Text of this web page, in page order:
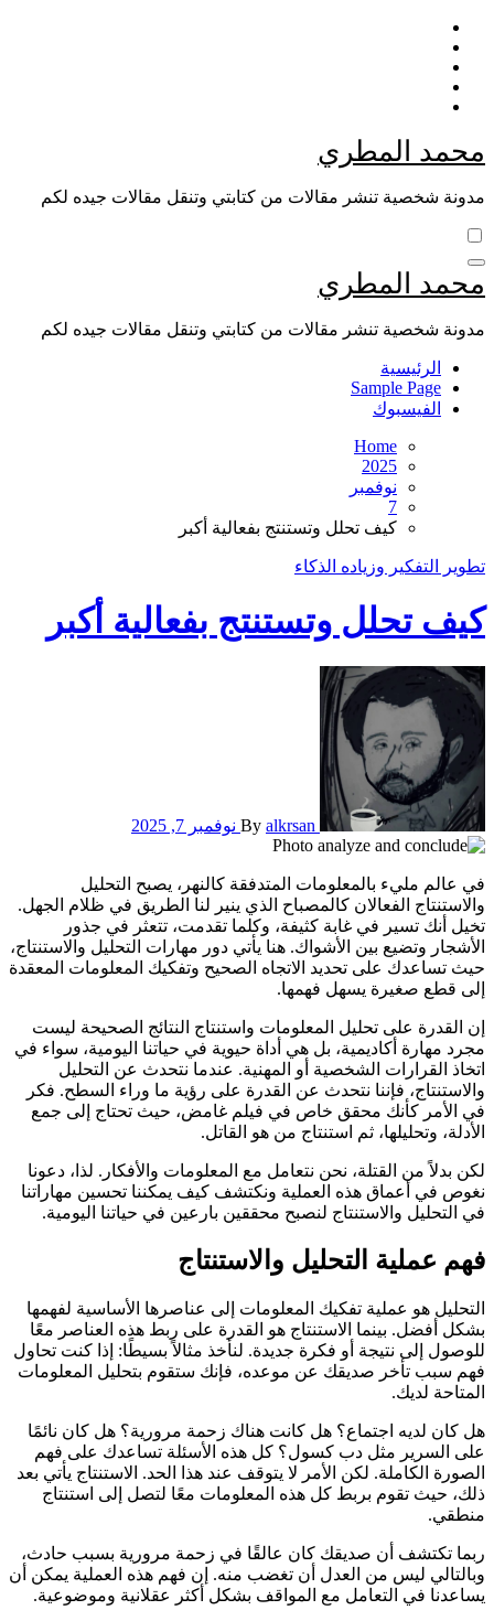
Skip
content
محمد المطري
مدونة شخصية تنشر مقالات من كتابتي وتنقل مقالات جيده لكم
محمد المطري
مدونة شخصية تنشر مقالات من كتابتي وتنقل مقالات جيده لكم
الرئيسية
Sample Page
الفيسبوك
Home
2025
نوفمبر
7
كيف تحلل وتستنتج بفعالية أكبر
تطوير التفكير وزياده الذكاء
كيف تحلل وتستنتج بفعالية أكبر
By alkrsan نوفمبر 7, 2025
في عالم مليء بالمعلومات المتدفقة كالنهر، يصبح التحليل
والاستنتاج الفعالان كالمصباح الذي ينير لنا الطريق في ظلام الجهل.
تخيل أنك تسير في غابة كثيفة، وكلما تقدمت، تتعثر في جذور
الأشجار وتضيع بين الأشواك. هنا يأتي دور مهارات التحليل والاستنتاج،
حيث تساعدك على تحديد الاتجاه الصحيح وتفكيك المعلومات المعقدة
إلى قطع صغيرة يسهل فهمها.
إن القدرة على تحليل المعلومات واستنتاج النتائج الصحيحة ليست
مجرد مهارة أكاديمية، بل هي أداة حيوية في حياتنا اليومية، سواء في
اتخاذ القرارات الشخصية أو المهنية. عندما نتحدث عن التحليل
والاستنتاج، فإننا نتحدث عن القدرة على رؤية ما وراء السطح. فكر
في الأمر كأنك محقق خاص في فيلم غامض، حيث تحتاج إلى جمع
الأدلة، وتحليلها، ثم استنتاج من هو القاتل.
لكن بدلاً من القتلة، نحن نتعامل مع المعلومات والأفكار. لذا، دعونا
نغوص في أعماق هذه العملية ونكتشف كيف يمكننا تحسين مهاراتنا
في التحليل والاستنتاج لنصبح محققين بارعين في حياتنا اليومية.
فهم عملية التحليل والاستنتاج
التحليل هو عملية تفكيك المعلومات إلى عناصرها الأساسية لفهمها
بشكل أفضل. بينما الاستنتاج هو القدرة على ربط هذه العناصر معًا
للوصول إلى نتيجة أو فكرة جديدة. لنأخذ مثالاً بسيطًا: إذا كنت تحاول
فهم سبب تأخر صديقك عن موعده، فإنك ستقوم بتحليل المعلومات
المتاحة لديك.
هل كان لديه اجتماع؟ هل كانت هناك زحمة مرورية؟ هل كان نائمًا
على السرير مثل دب كسول؟ كل هذه الأسئلة تساعدك على فهم
الصورة الكاملة. لكن الأمر لا يتوقف عند هذا الحد. الاستنتاج يأتي بعد
ذلك، حيث تقوم بربط كل هذه المعلومات معًا لتصل إلى استنتاج
منطقي.
ربما تكتشف أن صديقك كان عالقًا في زحمة مرورية بسبب حادث،
وبالتالي ليس من العدل أن تغضب منه. إن فهم هذه العملية يمكن أن
يساعدنا في التعامل مع المواقف بشكل أكثر عقلانية وموضوعية.